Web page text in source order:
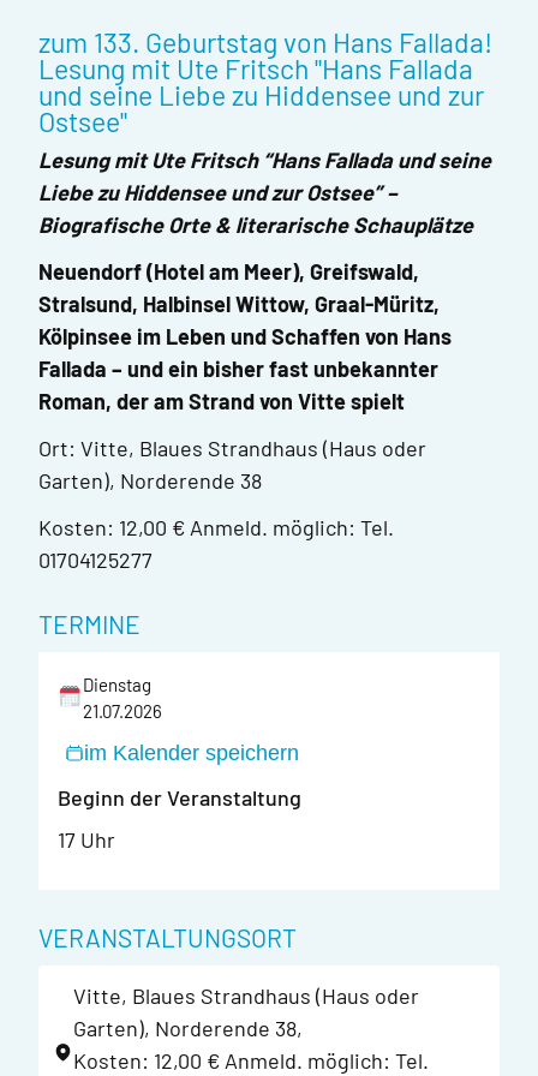
zum 133. Geburtstag von Hans Fallada!
Lesung mit Ute Fritsch "Hans Fallada
und seine Liebe zu Hiddensee und zur
Ostsee"
Lesung mit Ute Fritsch “Hans Fallada und seine
Liebe zu Hiddensee und zur Ostsee” –
Biografische Orte & literarische Schauplätze
Neuendorf (Hotel am Meer), Greifswald,
Stralsund, Halbinsel Wittow, Graal-Müritz,
Kölpinsee im Leben und Schaffen von Hans
Fallada – und ein bisher fast unbekannter
Roman, der am Strand von Vitte spielt
Ort: Vitte, Blaues Strandhaus (Haus oder
Garten), Norderende 38
Kosten: 12,00 € Anmeld. möglich: Tel.
01704125277
TERMINE
Dienstag
21.07.2026
im Kalender speichern
Beginn der Veranstaltung
17 Uhr
VERANSTALTUNGSORT
Vitte, Blaues Strandhaus (Haus oder
Garten), Norderende 38,
Kosten: 12,00 € Anmeld. möglich: Tel.